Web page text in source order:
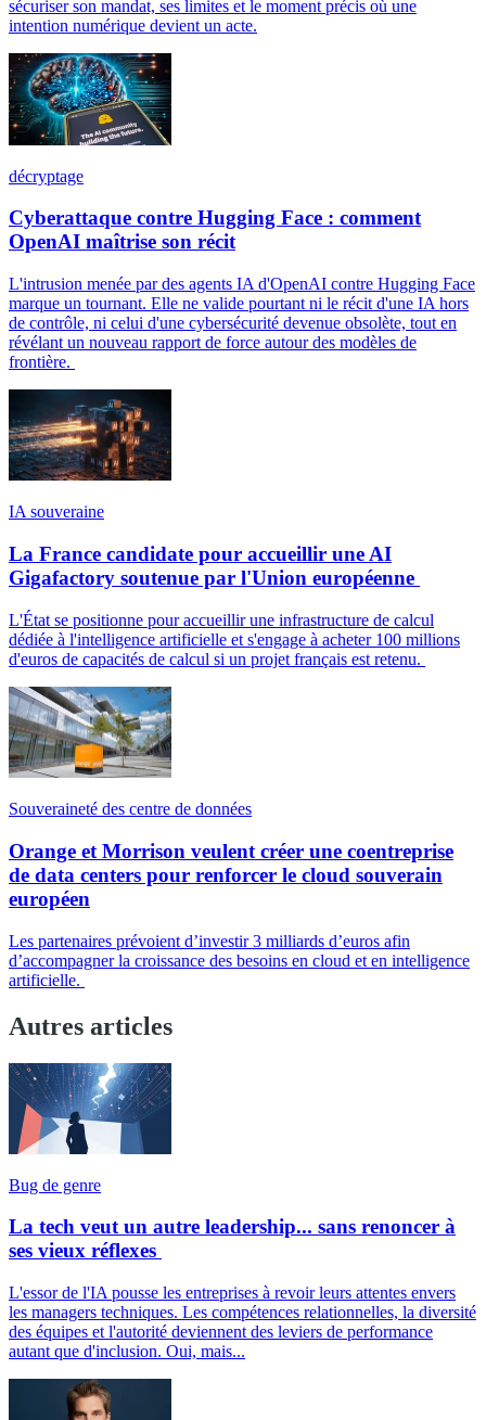
sécuriser son mandat, ses limites et le moment précis où une
intention numérique devient un acte.
décryptage
Cyberattaque contre Hugging Face : comment
OpenAI maîtrise son récit
L'intrusion menée par des agents IA d'OpenAI contre Hugging Face
marque un tournant. Elle ne valide pourtant ni le récit d'une IA hors
de contrôle, ni celui d'une cybersécurité devenue obsolète, tout en
révélant un nouveau rapport de force autour des modèles de
frontière.
IA souveraine
La France candidate pour accueillir une AI
Gigafactory soutenue par l'Union européenne
L'État se positionne pour accueillir une infrastructure de calcul
dédiée à l'intelligence artificielle et s'engage à acheter 100 millions
d'euros de capacités de calcul si un projet français est retenu.
Souveraineté des centre de données
Orange et Morrison veulent créer une coentreprise
de data centers pour renforcer le cloud souverain
européen
Les partenaires prévoient d’investir 3 milliards d’euros afin
d’accompagner la croissance des besoins en cloud et en intelligence
artificielle.
Autres articles
Bug de genre
La tech veut un autre leadership... sans renoncer à
ses vieux réflexes
L'essor de l'IA pousse les entreprises à revoir leurs attentes envers
les managers techniques. Les compétences relationnelles, la diversité
des équipes et l'autorité deviennent des leviers de performance
autant que d'inclusion. Oui, mais...